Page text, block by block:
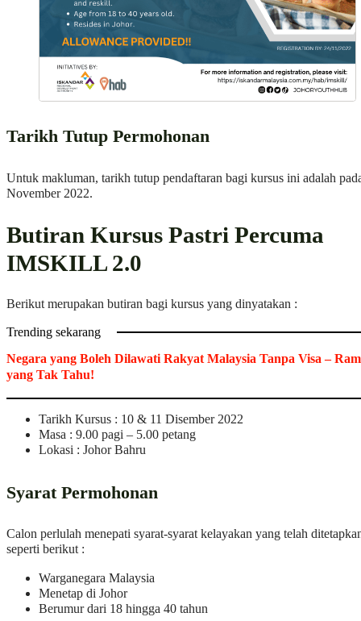
Tarikh Tutup Permohonan
Untuk makluman, tarikh tutup pendaftaran bagi kursus ini adalah
November 2022.
Butiran Kursus Pastri Percuma
IMSKILL 2.0
Berikut merupakan butiran bagi kursus yang dinyatakan :
Trending sekarang
Negara yang Boleh Dilawati Rakyat Malaysia Tanpa Visa –
yang Tak Tahu!
Tarikh Kursus : 10 & 11 Disember 2022
Masa : 9.00 pagi – 5.00 petang
Lokasi : Johor Bahru
Syarat Permohonan
Calon perlulah menepati syarat-syarat kelayakan yang telah
seperti berikut :
Warganegara Malaysia
Menetap di Johor
Berumur dari 18 hingga 40 tahun